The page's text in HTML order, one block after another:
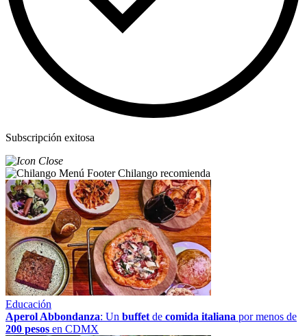
Subscripción exitosa
Chilango recomienda
Educación
Aperol Abbondanza: Un buffetde comida italiana por menos de
200 pesos en CDMX